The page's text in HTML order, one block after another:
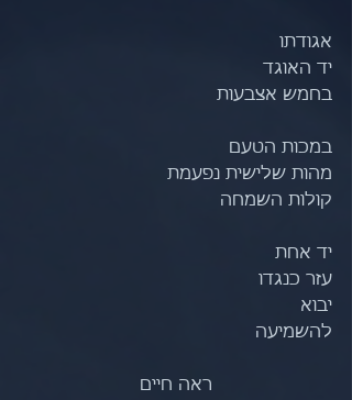
אגודתו
יד האוגד
בחמש אצבעות
במכות הטעם
מהות שלישית נפעמת
קולות השמחה
יד אחת
עזר כנגדו
יבוא
להשמיעה
ראה חיים